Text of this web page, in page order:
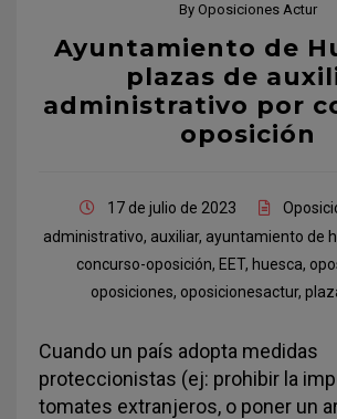
By Oposiciones Actur
Ayuntamiento de
plazas de
administrativo por
oposición
17 de julio de 2023
administrativo, auxiliar, ayuntamiento de
concurso-oposición, EET, huesca,
oposiciones, oposicionesactur,
Cuando un país adopta medidas
proteccionistas (ej: prohibir la
tomates extranjeros, o poner un